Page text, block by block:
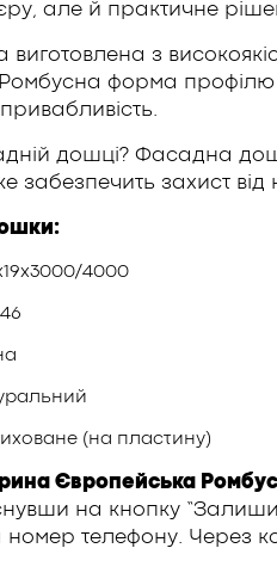
але й практичне
з
Ромбусна форма
привабливість.
дошці? Фасадна
забезпечить захист від
4000
(на пластину)
Європейська
на кнопку
номер телефону.